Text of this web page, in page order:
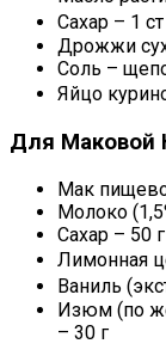
Сахар – 1
Дрожжи
Соль –
Яйцо
Для Маковой
Мак
Молоко
Сахар – 50
Лимонная
Ваниль
Изюм (по
– 30 г